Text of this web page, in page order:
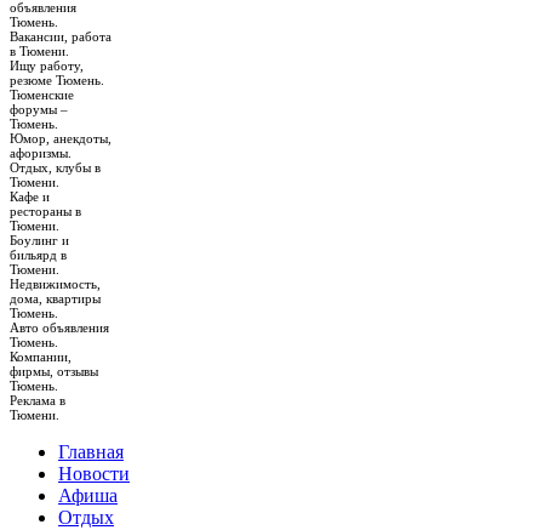
объявления
Тюмень.
Вакансии, работа
в Тюмени.
Ищу работу,
резюме Тюмень.
Тюменские
форумы –
Тюмень.
Юмор, анекдоты,
афоризмы.
Отдых, клубы в
Тюмени.
Кафе и
рестораны в
Тюмени.
Боулинг и
бильярд в
Тюмени.
Недвижимость,
дома, квартиры
Тюмень.
Авто объявления
Тюмень.
Компании,
фирмы, отзывы
Тюмень.
Реклама в
Тюмени.
Главная
Новости
Афиша
Отдых